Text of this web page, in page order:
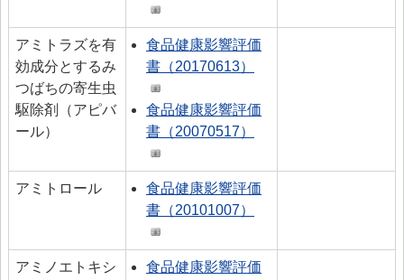
アミトラズを有
効成分とするみ
つばちの寄生虫
駆除剤（アピバ
ール）
食品健康影響評価
書（20170613）
食品健康影響評価
書（20070517）
アミトロール
食品健康影響評価
書（20101007）
アミノエトキシ
食品健康影響評価